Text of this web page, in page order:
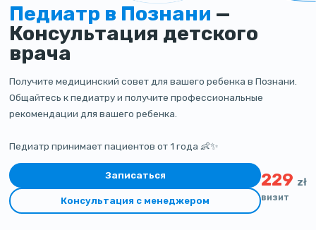
Педиатр в Познани —
Консультация детского
врача
Получите медицинский совет для вашего ребенка в Познани.
Общайтесь к педиатру и получите профессиональные
рекомендации для вашего ребенка.
Педиатр принимает пациентов от 1 года 👶✨
Записаться
Консультация с менеджером
229 zł
визит